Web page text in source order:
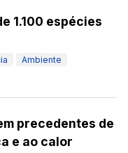
1.100 espécies
Ambiente
precedentes de
e ao calor